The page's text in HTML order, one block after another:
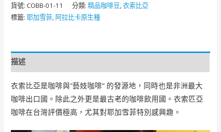
貨號:COBB-01-11 分類:精品咖啡豆,衣索比亞
標籤:耶加雪菲, 阿拉比卡原生種
描述
衣索比亞是咖啡與”藝妓咖啡” 的發源地，同時也是非洲最大
咖啡出口國。除此之外更是最古老的咖啡飲用國。衣索匹亞
咖啡在台灣評價極高，尤其對耶加雪菲特別感興趣。